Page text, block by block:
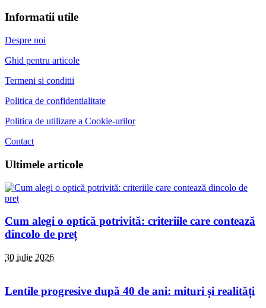
Informatii utile
Despre noi
Ghid pentru articole
Termeni si conditii
Politica de confidentialitate
Politica de utilizare a Cookie-urilor
Contact
Ultimele articole
Cum alegi o optică potrivită: criteriile care contează
dincolo de preț
30 iulie 2026
Lentile progresive după 40 de ani: mituri și realități